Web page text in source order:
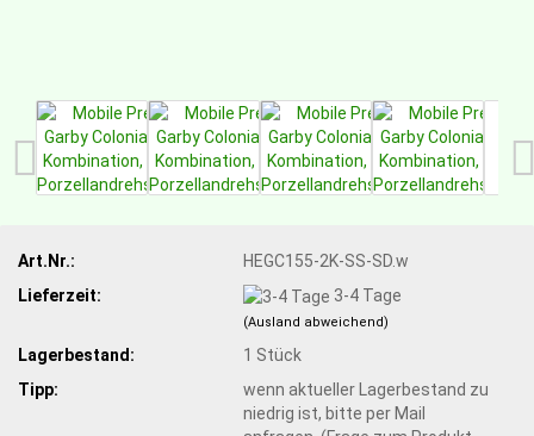
Art.Nr.:
HEGC155-2K-SS-SD.w
Lieferzeit:
3-4 Tage
(Ausland abweichend)
Lagerbestand: 1 Stück
Tipp:
wenn aktueller Lagerbestand zu
niedrig ist, bitte per Mail